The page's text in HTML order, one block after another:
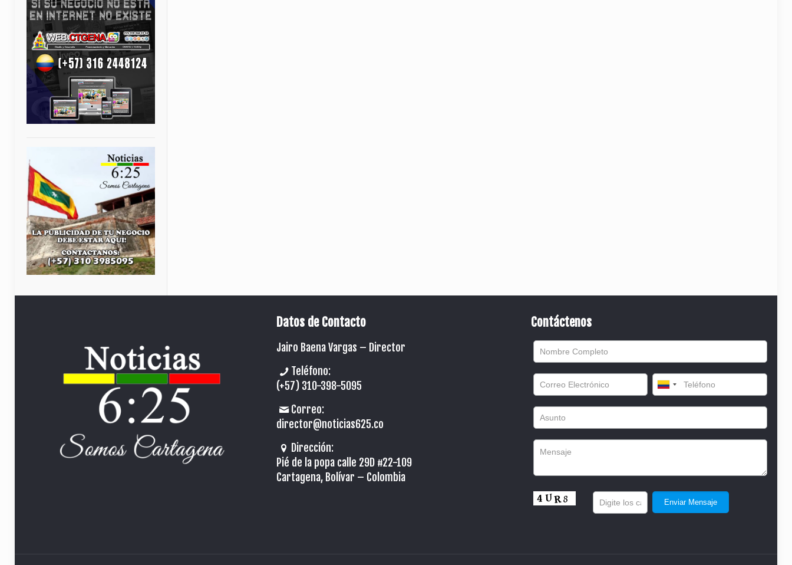
Datos de Contacto
Jairo Baena Vargas – Director
Teléfono:
(+57) 310-398-5095
Correo:
director@noticias625.co
Dirección:
Pié de la popa calle 29D #22-109
Cartagena, Bolívar – Colombia
Contáctenos